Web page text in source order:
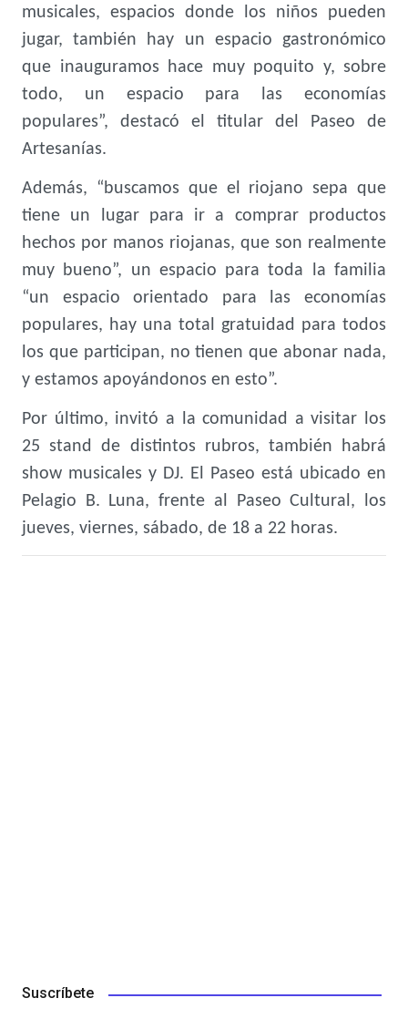
musicales, espacios donde los niños pueden
jugar, también hay un espacio gastronómico
que inauguramos hace muy poquito y, sobre
todo, un espacio para las economías
populares”, destacó el titular del Paseo de
Artesanías.
Además, “buscamos que el riojano sepa que
tiene un lugar para ir a comprar productos
hechos por manos riojanas, que son realmente
muy bueno”, un espacio para toda la familia
“un espacio orientado para las economías
populares, hay una total gratuidad para todos
los que participan, no tienen que abonar nada,
y estamos apoyándonos en esto”.
Por último, invitó a la comunidad a visitar los
25 stand de distintos rubros, también habrá
show musicales y DJ. El Paseo está ubicado en
Pelagio B. Luna, frente al Paseo Cultural, los
jueves, viernes, sábado, de 18 a 22 horas.
Suscríbete